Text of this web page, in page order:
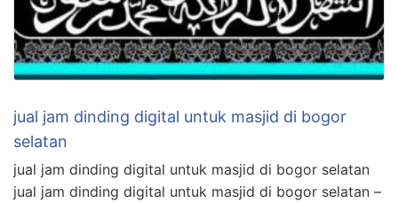
jual jam dinding digital untuk masjid di bogor
selatan
jual jam dinding digital untuk masjid di bogor selatan
jual jam dinding digital untuk masjid di bogor selatan –